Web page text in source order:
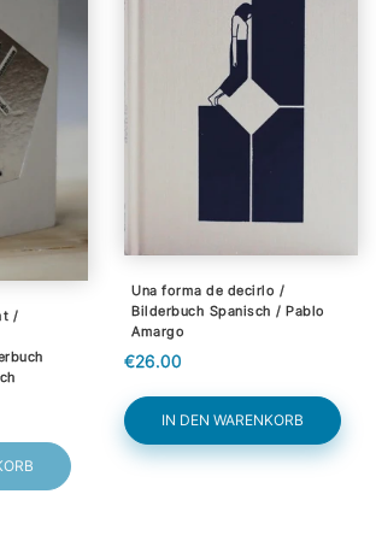
/
Una forma de decirlo /
Bilderbuch Spanisch / Pablo
Amargo
€26.00
IN DEN WARENKORB